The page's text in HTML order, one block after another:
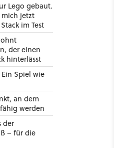
Lego gebaut.
mich jetzt
im Test
der einen
hinterlässt
Spiel wie
an dem
werden
der
– für die